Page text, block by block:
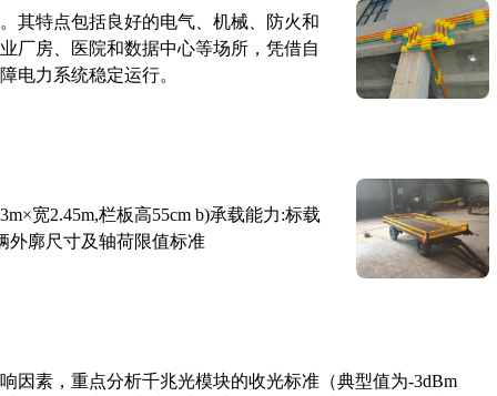
其特点包括良好的电气、机械、防火和
厂房、医院和数据中心等场所，凭借自
电力系统稳定运行。
宽2.45m,栏板高55cm b)承载能力:标载
外廓尺寸及轴荷限值标准
因素，重点分析千兆光模块的收光标准（典型值为-3dBm